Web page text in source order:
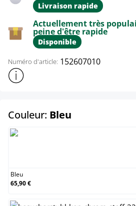
Livraison rapide
Actuellement très
peine d'être rapide
Disponible
Numéro d'article: 152607010
Afficher plus d'informations sur le
Couleur: Bleu
Bleu
65,90 €